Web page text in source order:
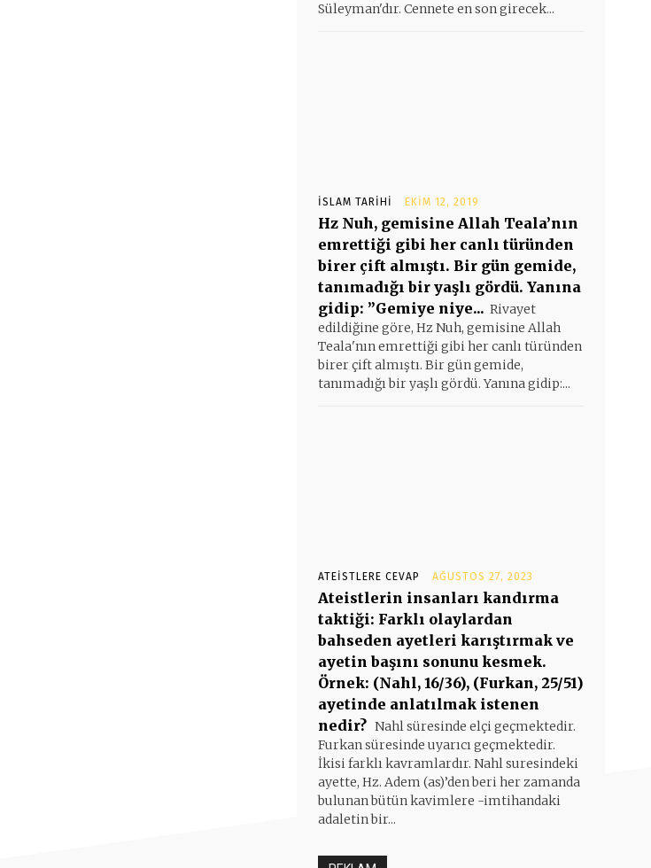
Süleyman'dır. Cennete en son girecek...
İSLAM TARIHI EKIM 12, 2019
Hz Nuh, gemisine Allah Teala’nın
emrettiği gibi her canlı türünden
birer çift almıştı. Bir gün gemide,
tanımadığı bir yaşlı gördü. Yanına
gidip: ”Gemiye niye... Rivayet
edildiğine göre, Hz Nuh, gemisine Allah
Teala'nın emrettiği gibi her canlı türünden
birer çift almıştı. Bir gün gemide,
tanımadığı bir yaşlı gördü. Yanına gidip:...
ATEISTLERE CEVAP AĞUSTOS 27, 2023
Ateistlerin insanları kandırma
taktiği: Farklı olaylardan
bahseden ayetleri karıştırmak ve
ayetin başını sonunu kesmek.
Örnek: (Nahl, 16/36), (Furkan, 25/51)
ayetinde anlatılmak istenen
nedir? Nahl süresinde elçi geçmektedir.
Furkan süresinde uyarıcı geçmektedir.
İkisi farklı kavramlardır. Nahl suresindeki
ayette, Hz. Adem (as)’den beri her zamanda
bulunan bütün kavimlere -imtihandaki
adaletin bir...